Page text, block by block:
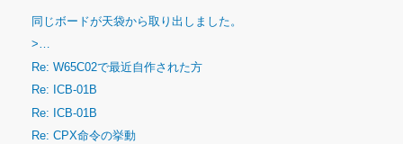
同じボードが天袋から取り出しました。
>…
Re: W65C02で最近自作された方
Re: ICB-01B
Re: ICB-01B
Re: CPX命令の挙動